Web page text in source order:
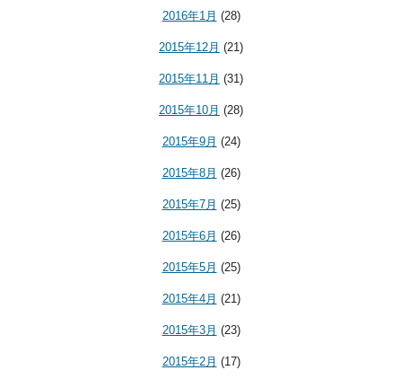
2016年1月 (28)
2015年12月 (21)
2015年11月 (31)
2015年10月 (28)
2015年9月 (24)
2015年8月 (26)
2015年7月 (25)
2015年6月 (26)
2015年5月 (25)
2015年4月 (21)
2015年3月 (23)
2015年2月 (17)